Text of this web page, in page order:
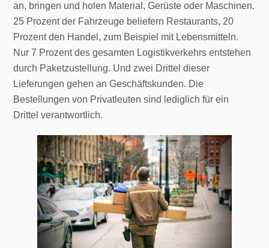
an, bringen und holen Material, Gerüste oder Maschinen.
25 Prozent der Fahrzeuge beliefern Restaurants, 20
Prozent den Handel, zum Beispiel mit Lebensmitteln.
Nur 7 Prozent des gesamten Logistikverkehrs entstehen
durch Paketzustellung. Und zwei Drittel dieser
Lieferungen gehen an Geschäftskunden. Die
Bestellungen von Privatleuten sind lediglich für ein
Drittel verantwortlich.